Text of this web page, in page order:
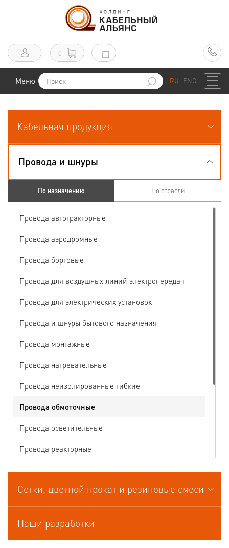
0
Меню RU ENG
Кабельная продукция
Провода и шнуры
По назначению По отрасли
Провода автотракторные
Провода аэродромные
Провода бортовые
Провода для воздушных линий электропередач
Провода для электрических установок
Провода и шнуры бытового назначения
Провода монтажные
Провода нагревательные
Провода неизолированные гибкие
Провода обмоточные
Провода осветительные
Провода реакторные
Провода связи
Провода силовые для стационарной прокладки
Провода термоэлектродные
Сетки, цветной прокат и резиновые смеси
Наши разработки